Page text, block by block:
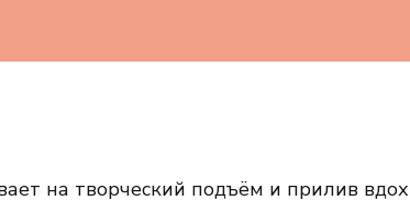
на творческий подъём и прилив